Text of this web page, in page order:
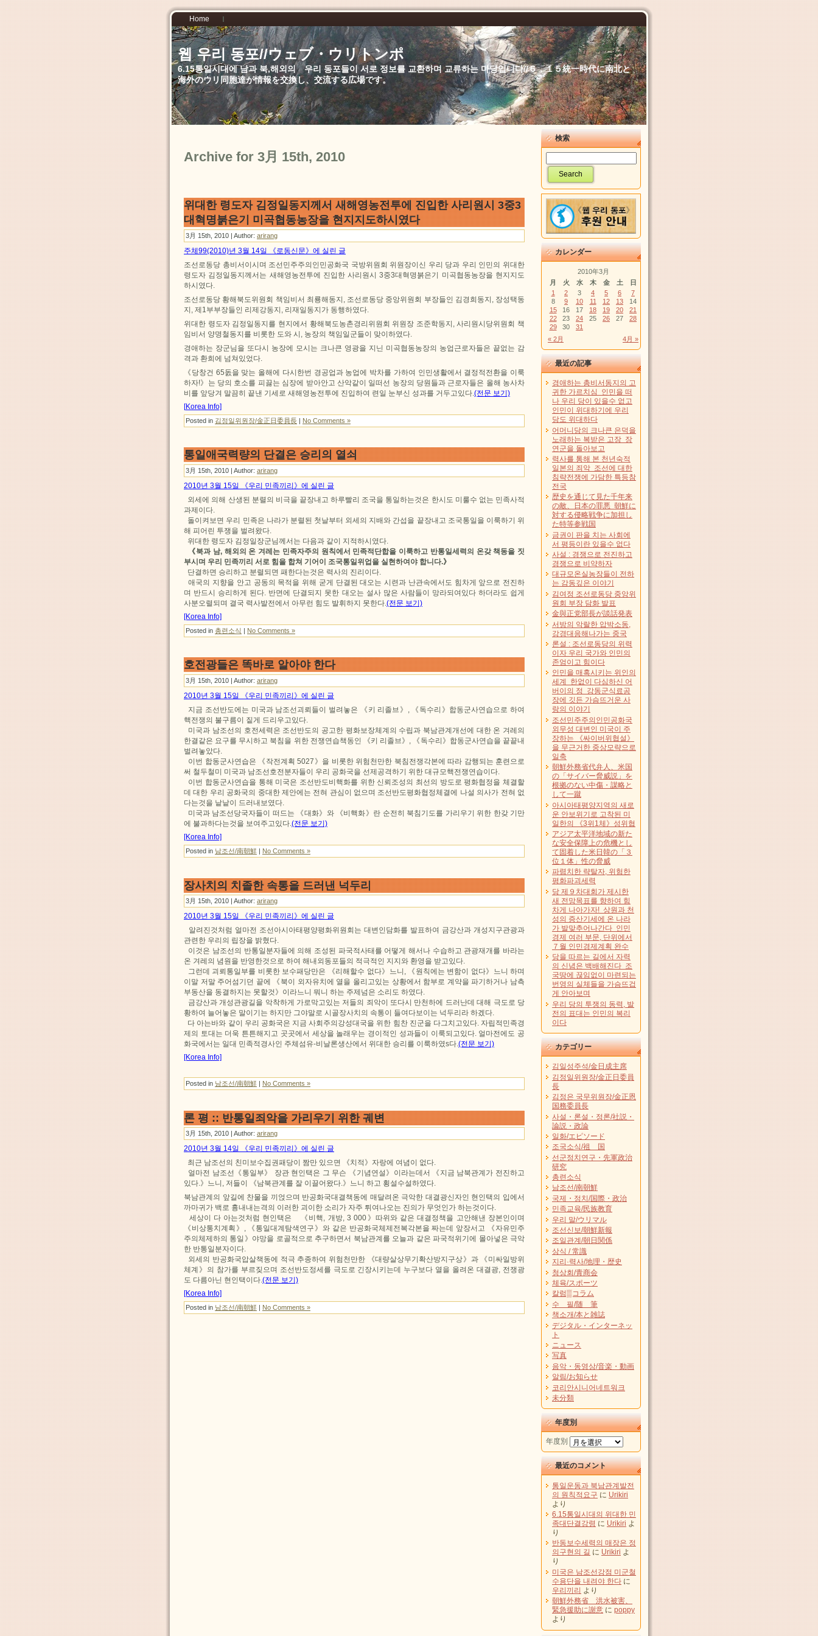
Home
웹 우리 동포//ウェブ・ウリトンポ
6.15통일시대에 남과 북,해외의 우리 동포들이 서로 정보를 교환하며 교류하는 마당입니다//６．１５統一時代に南北と
海外のウリ同胞達が情報を交換し、交流する広場です。
Archive for 3月 15th, 2010
위대한 령도자 김정일동지께서 새해영농전투에 진입한 사리원시 3중3
대혁명붉은기 미곡협동농장을 현지지도하시였다
3月 15th, 2010 | Author: arirang
주체99(2010)년 3월 14일 《로동신문》에 실린 글
조선로동당 총비서이시며 조선민주주의인민공화국 국방위원회 위원장이신 우리 당과 우리 인민의 위대한
령도자 김정일동지께서는 새해영농전투에 진입한 사리원시 3중3대혁명붉은기 미곡협동농장을 현지지도
하시였다.
조선로동당 황해북도위원회 책임비서 최룡해동지, 조선로동당 중앙위원회 부장들인 김경희동지, 장성택동
지, 제1부부장들인 리제강동지, 리재일동지가 동행하였다.
위대한 령도자 김정일동지를 현지에서 황해북도농촌경리위원회 위원장 조준학동지, 사리원시당위원회 책
임비서 양명철동지를 비롯한 도와 시, 농장의 책임일군들이 맞이하였다.
경애하는 장군님을 또다시 농장에 모시는 크나큰 영광을 지닌 미곡협동농장의 농업근로자들은 끝없는 감
격과 환희에 넘쳐있었다.
《당창건 65돐을 맞는 올해에 다시한번 경공업과 농업에 박차를 가하여 인민생활에서 결정적전환을 이룩
하자!》는 당의 호소를 피끓는 심장에 받아안고 산악같이 일떠선 농장의 당원들과 근로자들은 올해 농사차
비를 앞당겨 말끔히 끝낸 기세로 새해영농전투에 진입하여 련일 눈부신 성과를 거두고있다. (전문 보기)
[Korea Info]
Posted in 김정일위원장/金正日委員長 | No Comments »
통일애국력량의 단결은 승리의 열쇠
3月 15th, 2010 | Author: arirang
2010년 3월 15일 《우리 민족끼리》에 실린 글
외세에 의해 산생된 분렬의 비극을 끝장내고 하루빨리 조국을 통일하는것은 한시도 미룰수 없는 민족사적
과제이다.
돌이켜보면 우리 민족은 나라가 분렬된 첫날부터 외세의 지배와 간섭을 끝장내고 조국통일을 이룩하기 위
해 피어린 투쟁을 벌려왔다.
위대한 령도자 김정일장군님께서는 다음과 같이 지적하시였다.
《북과 남, 해외의 온 겨레는 민족자주의 원칙에서 민족적단합을 이룩하고 반통일세력의 온갖 책동을 짓
부시며 우리 민족끼리 서로 힘을 합쳐 기어이 조국통일위업을 실현하여야 합니다.》
단결하면 승리하고 분렬되면 패한다는것은 력사의 진리이다.
애국의 지향을 안고 공동의 목적을 위해 굳게 단결된 대오는 시련과 난관속에서도 힘차게 앞으로 전진하
며 반드시 승리하게 된다. 반면에 단결되지 못한 대오는 설사 많은 사람들이 망라되여있다 하더라도 쉽게
사분오렬되며 결국 력사발전에서 아무런 힘도 발휘하지 못한다.(전문 보기)
[Korea Info]
Posted in 총련소식 | No Comments »
호전광들은 똑바로 알아야 한다
3月 15th, 2010 | Author: arirang
2010년 3월 15일 《우리 민족끼리》에 실린 글
지금 조선반도에는 미국과 남조선괴뢰들이 벌려놓은 《키 리졸브》, 《독수리》합동군사연습으로 하여
핵전쟁의 불구름이 짙게 드리우고있다.
미국과 남조선의 호전세력은 조선반도의 공고한 평화보장체계의 수립과 북남관계개선에 대한 온 겨레의
한결같은 요구를 무시하고 북침을 위한 전쟁연습책동인 《키 리졸브》, 《독수리》합동군사연습을 끝끝내
벌려놓았다.
이번 합동군사연습은 《작전계획 5027》을 비롯한 위험천만한 북침전쟁각본에 따라 감행되는 훈련으로
써 철두철미 미국과 남조선호전분자들이 우리 공화국을 선제공격하기 위한 대규모핵전쟁연습이다.
이번 합동군사연습을 통해 미국은 조선반도비핵화를 위한 신뢰조성의 최선의 방도로 평화협정을 체결할
데 대한 우리 공화국의 중대한 제안에는 전혀 관심이 없으며 조선반도평화협정체결에 나설 의사가 전혀 없
다는것을 낱낱이 드러내보였다.
미국과 남조선당국자들이 떠드는 《대화》와 《비핵화》란 순전히 북침기도를 가리우기 위한 한갖 기만
에 불과하다는것을 보여주고있다.(전문 보기)
[Korea Info]
Posted in 남조선/南朝鮮 | No Comments »
장사치의 치졸한 속통을 드러낸 넉두리
3月 15th, 2010 | Author: arirang
2010년 3월 15일 《우리 민족끼리》에 실린 글
알려진것처럼 얼마전 조선아시아태평양평화위원회는 대변인담화를 발표하여 금강산과 개성지구관광과
관련한 우리의 립장을 밝혔다.
이것은 남조선의 반통일분자들에 의해 조성된 파국적사태를 어떻게 해서나 수습하고 관광재개를 바라는
온 겨레의 념원을 반영한것으로 하여 해내외동포들의 적극적인 지지와 환영을 받고있다.
그런데 괴뢰통일부를 비롯한 보수패당만은 《리해할수 없다》느니, 《원칙에는 변함이 없다》느니 하며
이말 저말 주어섬기던 끝에 《북이 외자유치에 열을 올리고있는 상황에서 함부로 계약을 파기하거나 남측
부동산을 동결하지는 못할것》이라느니 뭐니 하는 주제넘은 소리도 하였다.
금강산과 개성관광길을 악착하게 가로막고있는 저들의 죄악이 또다시 만천하에 드러난데 대해 극도로 당
황하여 늘어놓은 말이기는 하지만 그야말로 시골장사치의 속통이 들여다보이는 넉두리라 하겠다.
다 아는바와 같이 우리 공화국은 지금 사회주의강성대국을 위한 힘찬 진군을 다그치고있다. 자립적민족경
제의 토대는 더욱 튼튼해지고 곳곳에서 세상을 놀래우는 경이적인 성과들이 이룩되고있다. 얼마전에도 공
화국에서는 일대 민족적경사인 주체섬유-비날론생산에서 위대한 승리를 이룩하였s다.(전문 보기)
[Korea Info]
Posted in 남조선/南朝鮮 No Comments »
론 평 :: 반통일죄악을 가리우기 위한 궤변
3月 15th, 2010 | Author: arirang
2010년 3월 14일 《우리 민족끼리》에 실린 글
최근 남조선의 친미보수집권패당이 짬만 있으면 《치적》자랑에 여념이 없다.
얼마전 남조선《통일부》 장관 현인택은 그 무슨 《기념연설》이라는데서 《지금 남북관계가 전진하고
있다.》느니, 저들이 《남북관계를 잘 이끌어왔다.》느니 하고 횡설수설하였다.
북남관계의 앞길에 찬물을 끼얹으며 반공화국대결책동에 매달려온 극악한 대결광신자인 현인택의 입에서
까마귀가 백로 흉내내는격의 이러한 괴이한 소리가 자주 튀여나오는 진의가 무엇인가 하는것이다.
세상이 다 아는것처럼 현인택은 《비핵, 개방, 3 000》따위와 같은 대결정책을 고안해낸 장본인이며
《비상통치계획》, 《통일대계탐색연구》와 같은 반공화국체제전복각본을 짜는데 앞장서고 《자유민주
주의체제하의 통일》야망을 로골적으로 추구하면서 북남관계를 오늘과 같은 파국적위기에 몰아넣은 극악
한 반통일분자이다.
외세의 반공화국압살책동에 적극 추종하여 위험천만한 《대량살상무기확산방지구상》과 《미싸일방위
체계》의 참가를 부르짖으며 조선반도정세를 극도로 긴장시키는데 누구보다 열을 올려온 대결광, 전쟁광
도 다름아닌 현인택이다.(전문 보기)
[Korea Info]
Posted in 남조선/南朝鮮 No Comments »
検索
カレンダー
2010年3月
月
火 水 木 金 土 日
« 2月 4月 »
1 2 3 4 5 6
7
8
9 10 11 12 13
14
15
16 17 18 19 20
21
22
23 24 25 26 27
28
29
30 31
最近の記事
경애하는 총비서동지의 고
귀한 가르치심 인민을 떠
나 우리 당이 있을수 없고
인민이 위대하기에 우리
당도 위대하다
어머니당의 크나큰 은덕을
노래하는 복받은 고장 장
연군을 돌아보고
력사를 통해 본 천년숙적
일본의 죄악 조선에 대한
침략전쟁에 가담한 특등참
전국
歴史を通じて見た千年来
の敵、日本の罪悪 朝鮮に
対する侵略戦争に加担し
た特等参戦国
금권이 판을 치는 사회에
서 평등이란 있을수 없다
사설 : 경쟁으로 전진하고
경쟁으로 비약하자
대규모온실농장들이 전하
는 감동깊은 이야기
김여정 조선로동당 중앙위
원회 부장 담화 발표
金與正党部長が談話発表
서방의 악랄한 압박소동,
강경대응해나가는 중국
론설 : 조선로동당의 위력
이자 우리 국가와 인민의
존엄이고 힘이다
인민을 매혹시키는 위인의
세계 한없이 다심하신 어
버이의 정 강동군식료공
장에 깃든 가슴뜨거운 사
랑의 이야기
조선민주주의인민공화국
외무성 대변인 미국이 주
장하는 《싸이버위협설》
을 무근거한 중상모략으로
일축
朝鮮外務省代弁人、米国
の「サイバー脅威説」を
根拠のない中傷・謀略と
して一蹴
아시아태평양지역의 새로
운 안보위기로 고착된 미
일한의 《3위1체》성위협
アジア太平洋地域の新た
な安全保障上の危機とし
て固着した米日韓の「３
位１体」性の脅威
파렴치한 략탈자, 위험한
평화파괴세력
당 제９차대회가 제시한
새 전망목표를 향하여 힘
차게 나아가자! 상원과 천
성의 증산기세에 온 나라
가 발맞추어나간다 인민
경제 여러 부문, 단위에서
７월 인민경제계획 완수
당을 따르는 길에서 자력
의 신념은 백배해진다 조
국땅에 끊임없이 마련되는
번영의 실체들을 가슴뜨겁
게 안아보며
우리 당의 투쟁의 동력, 발
전의 표대는 인민의 복리
이다
カテゴリー
김일성주석/金日成主席
김정일위원장/金正日委員
長
김정은 국무위원장/金正恩
国務委員長
사설・론설・정론/社説・
論説・政論
일화/エピソード
조국소식/祖 国
선군정치연구・先軍政治
研究
총련소식
남조선/南朝鮮
국제・정치/国際・政治
민족교육/民族教育
우리 말/ウリマル
조선신보/朝鮮新報
조일관계/朝日関係
상식 / 常識
지리·력사/地理・歴史
청상회/青商会
체육/スポーツ
칼럼▒コラム
수 필/随 筆
책소개/本と雑誌
デジタル・インターネッ
ト
ニュース
写真
음악・동영상/音楽・動画
알림/お知らせ
코리안시니어네트워크
未分類
年度別
年度別
最近のコメント
통일운동과 북남관계발전
의 원칙적요구 に Urikiri
より
6.15통일시대의 위대한 민
족대단결강령 に Urikiri よ
り
반동보수세력의 매장은 정
의구현의 길 に Urikiri よ
り
미국은 남조선강점 미군철
수용단을 내려야 한다 に
우리끼리 より
朝鮮外務省 洪水被害、
緊急援助に謝意 に poppy
より